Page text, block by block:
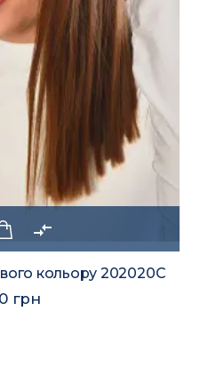
compare_arrows
кольору 202024C
грн